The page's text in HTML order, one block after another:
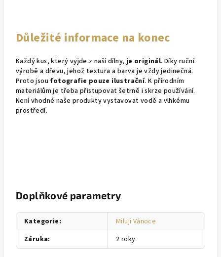
Důležité informace na konec
Každý kus, který vyjde z naší dílny,je originál. Díky ruční
výrobě a dřevu, jehož textura a barva je vždy jedinečná.
Proto jsou fotografie pouze ilustrační. K přírodním
materiálům je třeba přistupovat šetrně i skrze používání.
Není vhodné naše produkty vystavovat vodě a vlhkému
prostředí.
Doplňkové parametry
Kategorie:
Miluji Vánoce
Záruka: 2 roky